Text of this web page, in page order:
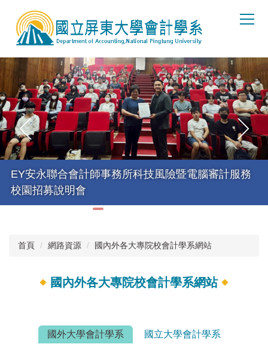
內
容
EY安永聯合會計師事務所科技風險暨電腦審計服務
校園招募說明會
首頁 網路資源 國內外各大專院校會計學系網站
國內外各大專院校會計學系網站
國外大學會計學系
國立大學會計學系